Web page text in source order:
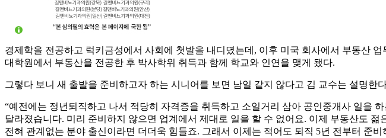
경제학을 전공하고 럭키금성에서 사회에 첫발을 내디뎠는데, 이후 미국 회사에서 부동산
대학원에서 부동산을 전공한 후 박사학위 취득과 함께 학교와 인연을 맺게 됐다.
그렇다 보니 새 출발을 준비하고자 하는 시니어를 보면 남일 같지 않다고 김 교수는 설명한
“예전에는 정년퇴직하고 나서 적당히 자격증을 취득하고 소일거리 삼아 공인중개사 일을
달라졌습니다. 미리 준비하지 않으면 업계에서 제대로 일을 할 수 없어요. 이제 부동산도
전혀 관계없는 분야 출신이라면 더더욱 힘들죠. 그래서 이제는 적어도 퇴직 5년 전부터 준